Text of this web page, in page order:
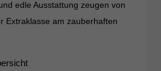
edle Ausstattung zeugen von
Extraklasse am zauberhaften